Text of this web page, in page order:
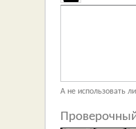
А не использовать